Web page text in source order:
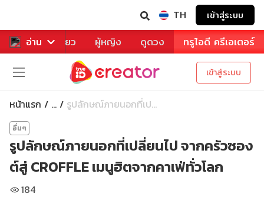
TH เข้าสู่ระบบ
อ่าน
หาร ท่องเที่ยว ผู้หญิง ดูดวง ทรูไอดี ครีเอเตอร์
เข้าสู่ระบบ
หน้าแรก ... รูปลักษณ์ภายนอกที่เป...
อื่นๆ
รูปลักษณ์ภายนอกที่เปลี่ยนไป จากครัวซอง
ต์สู่ CROFFLE เมนูฮิตจากคาเฟ่ทั่วโลก
184